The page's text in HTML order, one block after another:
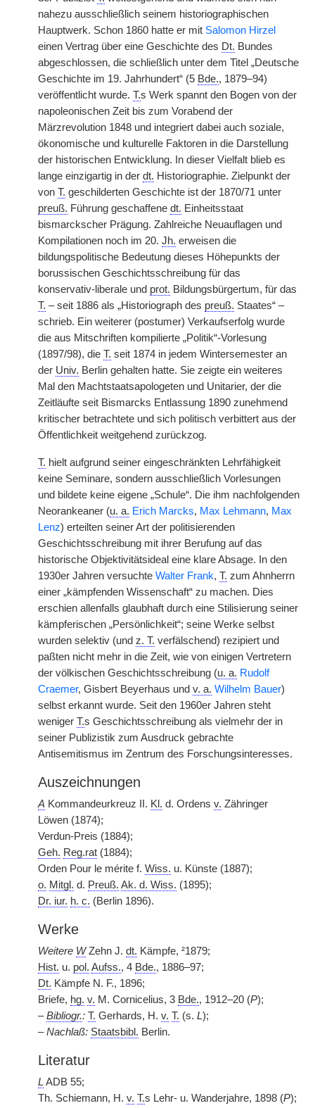
nahezu ausschließlich seinem historiographischen
Hauptwerk. Schon 1860 hatte er mit Salomon Hirzel
einen Vertrag über eine Geschichte des Dt. Bundes
abgeschlossen, die schließlich unter dem Titel „Deutsche
Geschichte im 19. Jahrhundert“ (5 Bde., 1879–94)
veröffentlicht wurde. T.s Werk spannt den Bogen von der
napoleonischen Zeit bis zum Vorabend der
Märzrevolution 1848 und integriert dabei auch soziale,
ökonomische und kulturelle Faktoren in die Darstellung
der historischen Entwicklung. In dieser Vielfalt blieb es
lange einzigartig in der dt. Historiographie. Zielpunkt der
von T. geschilderten Geschichte ist der 1870/71 unter
preuß. Führung geschaffene dt. Einheitsstaat
bismarckscher Prägung. Zahlreiche Neuauflagen und
Kompilationen noch im 20. Jh. erweisen die
bildungspolitische Bedeutung dieses Höhepunkts der
borussischen Geschichtsschreibung für das
konservativ-liberale und prot. Bildungsbürgertum, für das
T. – seit 1886 als „Historiograph des preuß. Staates“ –
schrieb. Ein weiterer (postumer) Verkaufserfolg wurde
die aus Mitschriften kompilierte „Politik“-Vorlesung
(1897/98), die T. seit 1874 in jedem Wintersemester an
der Univ. Berlin gehalten hatte. Sie zeigte ein weiteres
Mal den Machtstaatsapologeten und Unitarier, der die
Zeitläufte seit Bismarcks Entlassung 1890 zunehmend
kritischer betrachtete und sich politisch verbittert aus der
Öffentlichkeit weitgehend zurückzog.
T. hielt aufgrund seiner eingeschränkten Lehrfähigkeit
keine Seminare, sondern ausschließlich Vorlesungen
und bildete keine eigene „Schule“. Die ihm nachfolgenden
Neorankeaner (u. a. Erich Marcks, Max Lehmann, Max
Lenz) erteilten seiner Art der politisierenden
Geschichtsschreibung mit ihrer Berufung auf das
historische Objektivitätsideal eine klare Absage. In den
1930er Jahren versuchte Walter Frank, T. zum Ahnherrn
einer „kämpfenden Wissenschaft“ zu machen. Dies
erschien allenfalls glaubhaft durch eine Stilisierung seiner
kämpferischen „Persönlichkeit“; seine Werke selbst
wurden selektiv (und z. T. verfälschend) rezipiert und
paßten nicht mehr in die Zeit, wie von einigen Vertretern
der völkischen Geschichtsschreibung (u. a. Rudolf
Craemer, Gisbert Beyerhaus und v. a. Wilhelm Bauer)
selbst erkannt wurde. Seit den 1960er Jahren steht
weniger T.s Geschichtsschreibung als vielmehr der in
seiner Publizistik zum Ausdruck gebrachte
Antisemitismus im Zentrum des Forschungsinteresses.
Auszeichnungen
A Kommandeurkreuz II. Kl. d. Ordens v. Zähringer
Löwen (1874);
Verdun-Preis (1884);
Geh. Reg.rat (1884);
Orden Pour le mérite f. Wiss. u. Künste (1887);
o. Mitgl. d. Preuß. Ak. d. Wiss. (1895);
Dr. iur. h. c. (Berlin 1896).
Werke
Weitere WZehn J. dt. Kämpfe, ²1879;
Hist. u. pol. Aufss., 4 Bde., 1886–97;
Dt. Kämpfe N. F., 1896;
Briefe, hg. v. M. Cornicelius, 3 Bde., 1912–20 (P);
–Bibliogr.: T. Gerhards, H. v. T. (s. L);
–Nachlaß: Staatsbibl. Berlin.
Literatur
L ADB 55;
Th. Schiemann, H. v. T.s Lehr- u. Wanderjahre, 1898 (P);